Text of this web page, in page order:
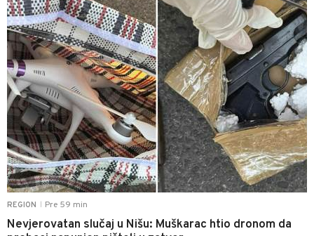
REGION Pre 59 min
Nevjerovatan slučaj u Nišu: Muškarac htio dronom da